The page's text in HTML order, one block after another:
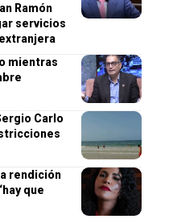
Ramón
servicios
mientras
Carlo
rendición
que